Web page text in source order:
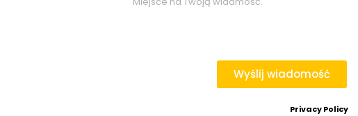
Wyślij wiadomość
Privacy Policy